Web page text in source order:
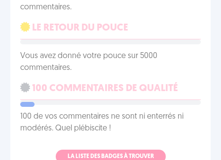
commentaires.
LE RETOUR DU POUCE
Vous avez donné votre pouce sur 5000
commentaires.
100 COMMENTAIRES DE QUALITÉ
100 de vos commentaires ne sont ni enterrés ni
modérés. Quel plébiscite !
LA LISTE DES BADGES À TROUVER